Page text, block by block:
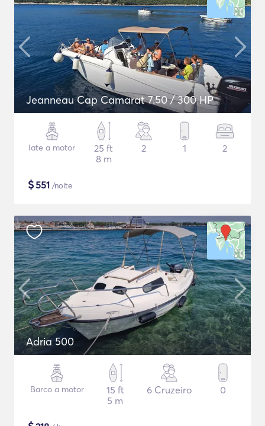
Jeanneau Cap Camarat 7.50 / 300 HP
Iate a motor
25 ft
8 m
2 1 2
$551 /noite
Adria 500
Barco a motor
15 ft
5 m
6 Cruzeiro 0